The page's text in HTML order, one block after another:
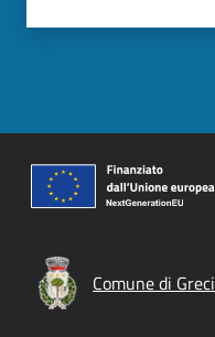
Comune di Greci